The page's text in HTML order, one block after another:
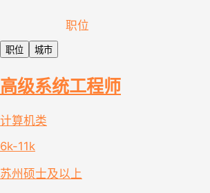
职位
职位 城市
高级系统工程师
计算机类
6k-11k
苏州 硕士及以上